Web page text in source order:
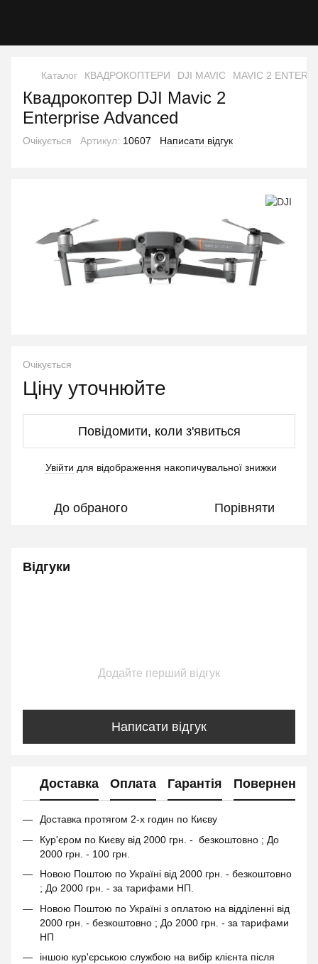
Каталог КВАДРОКОПТЕРИ DJI MAVIC MAVIC 2
Квадрокоптер DJI Mavic 2
Enterprise Advanced
Очікується Артикул: 10607 Написати відгук
Очікується
Ціну уточнюйте
Повідомити, коли з'явиться
Увійти для відображення накопичувальної знижки
До обраного Порівняти
Відгуки
Додайте перший відгук
Написати відгук
Доставка Оплата Гарантія Повернення
Доставка протягом 2-х годин по Києву
Кур'єром по Києву від 2000 грн. - безкоштовно ; До
2000 грн. - 100 грн.
Новою Поштою по Україні від 2000 грн. - безкоштовно
; До 2000 грн. - за тарифами НП.
Новою Поштою по Україні з оплатою на відділенні від
2000 грн. - безкоштовно ; До 2000 грн. - за тарифами
НП
іншою кур'єрською службою на вибір клієнта після